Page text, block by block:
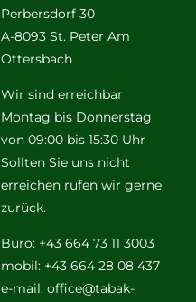
Perbersdorf 30
A-8093 St. Peter Am
Ottersbach
Wir sind erreichbar
Montag bis Donnerstag
von 09:00 bis 15:30 Uhr
Sollten Sie uns nicht
erreichen rufen wir gerne
zurück.
Büro: +43 664 73 11 3003
mobil: +43 664 28 08 437
e-mail: office@tabak-